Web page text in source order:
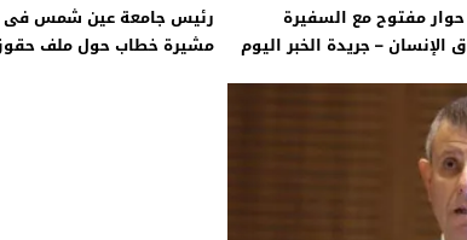
مفتوح مع السفيرة
– جريدة الخبر اليوم
رئيس جامعة عين شمس فى
مشيرة خطاب حول ملف حقوق